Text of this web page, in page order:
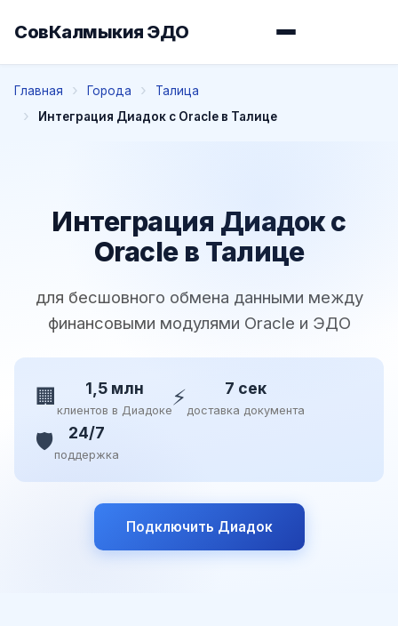
СовКалмыкия ЭДО
Главная Города
Талица
Интеграция Диадок с Oracle в Талице
Интеграция Диадок с
Oracle в Талице
для бесшовного обмена данными между
финансовыми модулями Oracle и ЭДО
🏢 1,5 млн
клиентов в Диадоке⚡ 7 сек
доставка документа
🛡️ 24/7
поддержка
Подключить Диадок